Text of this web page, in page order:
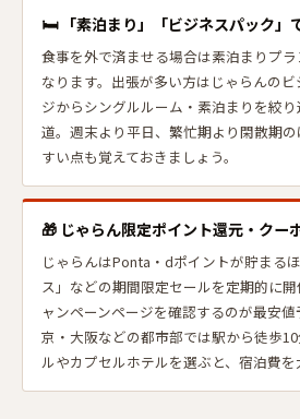
🛏 「素泊まり」「ビジネスパック」
食事を外で済ませる場合は素泊まりプ
なります。出張が多い方はじゃらんの
ジからシングルルーム・素泊まりを絞
道。週末より平日、繁忙期より閑散期
すい点も覚えておきましょう。
🎁 じゃらん限定ポイント還元・クー
じゃらんはPonta・dポイントが貯まる
ス」などの期間限定セールを定期的に
ャンペーンページを確認するのが最安
京・大阪などの都市部では駅から徒歩
ルやカプセルホテルを選ぶと、宿泊費を